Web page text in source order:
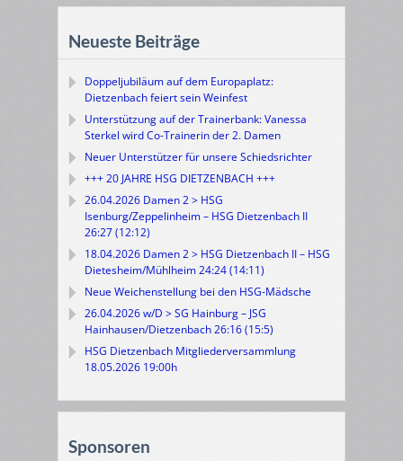
Neueste Beiträge
Doppeljubiläum auf dem Europaplatz:
Dietzenbach feiert sein Weinfest
Unterstützung auf der Trainerbank: Vanessa
Sterkel wird Co-Trainerin der 2. Damen
Neuer Unterstützer für unsere Schiedsrichter
+++ 20 JAHRE HSG DIETZENBACH +++
26.04.2026 Damen 2 > HSG
Isenburg/Zeppelinheim – HSG Dietzenbach II
26:27 (12:12)
18.04.2026 Damen 2 > HSG Dietzenbach II – HSG
Dietesheim/Mühlheim 24:24 (14:11)
Neue Weichenstellung bei den HSG-Mädsche
26.04.2026 w/D > SG Hainburg – JSG
Hainhausen/Dietzenbach 26:16 (15:5)
HSG Dietzenbach Mitgliederversammlung
18.05.2026 19:00h
Sponsoren